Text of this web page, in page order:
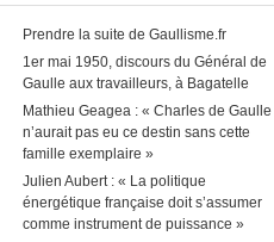
Prendre la suite de Gaullisme.fr
1er mai 1950, discours du Général de
Gaulle aux travailleurs, à Bagatelle
Mathieu Geagea : « Charles de Gaulle
n’aurait pas eu ce destin sans cette
famille exemplaire »
Julien Aubert : « La politique
énergétique française doit s’assumer
comme instrument de puissance »